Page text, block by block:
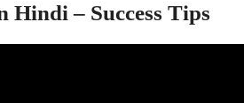
Hindi – Success Tips